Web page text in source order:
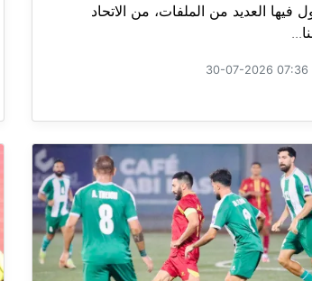
فيها العديد من الملفات، من الاتحاد
30-07-2026 07:36